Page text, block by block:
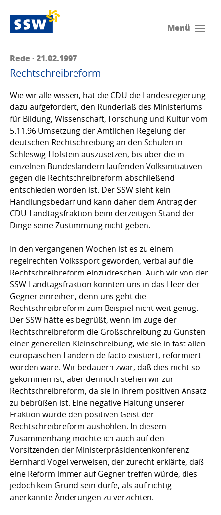
Menü
Rede · 21.02.1997
Rechtschreibreform
Wie wir alle wissen, hat die CDU die Landesregierung
dazu aufgefordert, den Runderlaß des Ministeriums
für Bildung, Wissenschaft, Forschung und Kultur vom
5.11.96 Umsetzung der Amtlichen Regelung der
deutschen Rechtschreibung an den Schulen in
Schleswig-Holstein auszusetzen, bis über die in
einzelnen Bundesländern laufenden Volksinitiativen
gegen die Rechtschreibreform abschließend
entschieden worden ist. Der SSW sieht kein
Handlungsbedarf und kann daher dem Antrag der
CDU-Landtagsfraktion beim derzeitigen Stand der
Dinge seine Zustimmung nicht geben.
In den vergangenen Wochen ist es zu einem
regelrechten Volkssport geworden, verbal auf die
Rechtschreibreform einzudreschen. Auch wir von der
SSW-Landtagsfraktion könnten uns in das Heer der
Gegner einreihen, denn uns geht die
Rechtschreibreform zum Beispiel nicht weit genug.
Der SSW hätte es begrüßt, wenn im Zuge der
Rechtschreibreform die Großschreibung zu Gunsten
einer generellen Kleinschreibung, wie sie in fast allen
europäischen Ländern de facto existiert, reformiert
worden wäre. Wir bedauern zwar, daß dies nicht so
gekommen ist, aber dennoch stehen wir zur
Rechtschreibreform, da sie in ihrem positiven Ansatz
zu bebrüßen ist. Eine negative Haltung unserer
Fraktion würde den positiven Geist der
Rechtschreibreform aushöhlen. In diesem
Zusammenhang möchte ich auch auf den
Vorsitzenden der Ministerpräsidentenkonferenz
Bernhard Vogel verweisen, der zurecht erklärte, daß
eine Reform immer auf Gegner treffen würde, dies
jedoch kein Grund sein dürfe, als auf richtig
anerkannte Änderungen zu verzichten.